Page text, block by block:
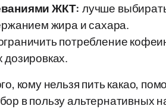
ЖКТ: лучше
жира и сахара.
потребление
кому нельзя пить какао,
в пользу альтернативных